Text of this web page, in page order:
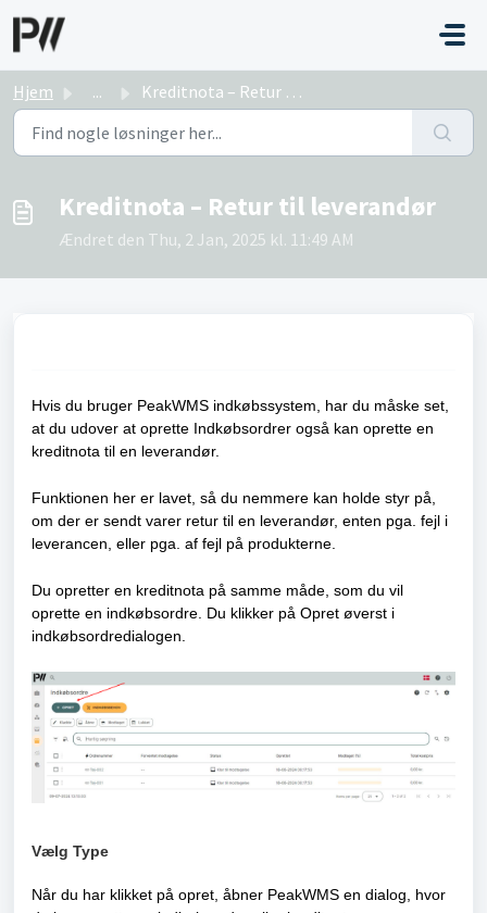
Hjem ... Kreditnota – Retur til leverandør
Kreditnota – Retur til leverandør
Ændret den Thu, 2 Jan, 2025 kl. 11:49 AM
Hvis du bruger PeakWMS indkøbssystem, har du måske set,
at du udover at oprette Indkøbsordrer også kan oprette en
kreditnota til en leverandør.
Funktionen her er lavet, så du nemmere kan holde styr på,
om der er sendt varer retur til en leverandør, enten pga. fejl i
leverancen, eller pga. af fejl på produkterne.
Du opretter en kreditnota på samme måde, som du vil
oprette en indkøbsordre. Du klikker på Opret øverst i
indkøbsordredialogen.
Vælg Type
Når du har klikket på opret, åbner PeakWMS en dialog, hvor